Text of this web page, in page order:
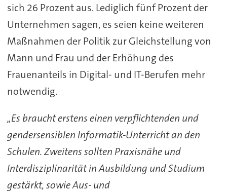
sich 26 Prozent aus. Lediglich fünf Prozent der
Unternehmen sagen, es seien keine weiteren
Maßnahmen der Politik zur Gleichstellung von
Mann und Frau und der Erhöhung des
Frauenanteils in Digital- und IT-Berufen mehr
notwendig.
„Es braucht erstens einen verpflichtenden und
gendersensiblen Informatik-Unterricht an den
Schulen. Zweitens sollten Praxisnähe und
Interdisziplinarität in Ausbildung und Studium
gestärkt, sowie Aus- und